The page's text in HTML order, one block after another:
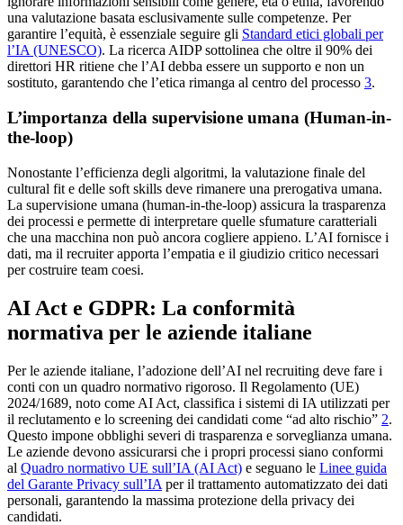
una valutazione basata esclusivamente sulle competenze. Per
garantire l’equità, è essenziale seguire gli Standard etici globali per
l’IA (UNESCO). La ricerca AIDP sottolinea che oltre il 90% dei
direttori HR ritiene che l’AI debba essere un supporto e non un
sostituto, garantendo che l’etica rimanga al centro del processo 3.
L’importanza della supervisione umana (Human-in-
the-loop)
Nonostante l’efficienza degli algoritmi, la valutazione finale del
cultural fit e delle soft skills deve rimanere una prerogativa umana.
La supervisione umana (human-in-the-loop) assicura la trasparenza
dei processi e permette di interpretare quelle sfumature caratteriali
che una macchina non può ancora cogliere appieno. L’AI fornisce i
dati, ma il recruiter apporta l’empatia e il giudizio critico necessari
per costruire team coesi.
AI Act e GDPR: La conformità
normativa per le aziende italiane
Per le aziende italiane, l’adozione dell’AI nel recruiting deve fare i
conti con un quadro normativo rigoroso. Il Regolamento (UE)
2024/1689, noto come AI Act, classifica i sistemi di IA utilizzati per
il reclutamento e lo screening dei candidati come “ad alto rischio” 2.
Questo impone obblighi severi di trasparenza e sorveglianza umana.
Le aziende devono assicurarsi che i propri processi siano conformi
al Quadro normativo UE sull’IA (AI Act) e seguano le Linee guida
del Garante Privacy sull’IA per il trattamento automatizzato dei dati
personali, garantendo la massima protezione della privacy dei
candidati.